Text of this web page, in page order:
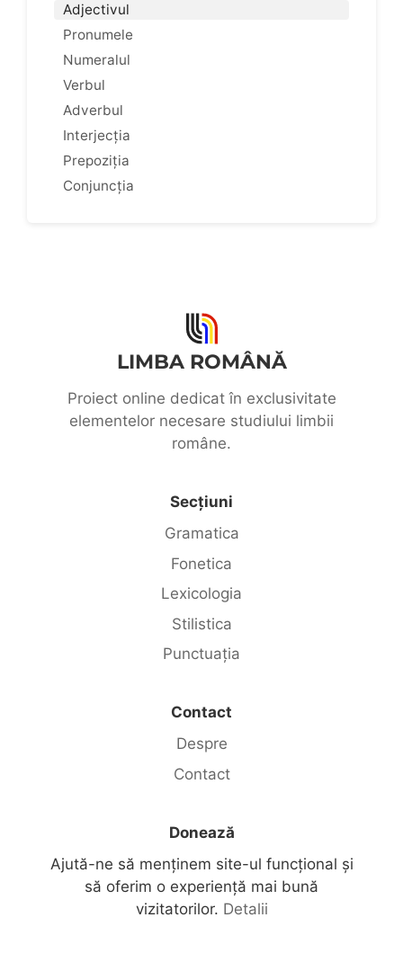
Adjectivul
Pronumele
Numeralul
Verbul
Adverbul
Interjecția
Prepoziția
Conjuncția
LIMBA ROMÂNĂ
Proiect online dedicat în exclusivitate
elementelor necesare studiului limbii
române.
Secțiuni
Gramatica
Fonetica
Lexicologia
Stilistica
Punctuația
Contact
Despre
Contact
Donează
Ajută-ne să menținem site-ul funcțional și
să oferim o experiență mai bună
vizitatorilor. Detalii